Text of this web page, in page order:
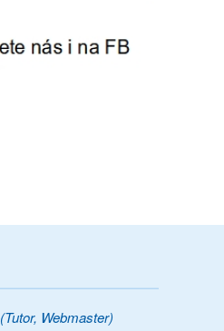
(Tutor, Webmaster)